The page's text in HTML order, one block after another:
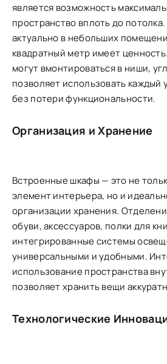
является возможность
пространство вплоть до
актуально в небольших
квадратный метр имеет
могут вмонтироваться в ниши,
позволяет использовать каждый
без потери функциональности.
Организация и Хранение
Встроенные шкафы — это не
элемент интерьера, но и
организации хранения.
обуви, аксессуаров, полки для
интегрированные системы
универсальными и удобными.
использование пространства
позволяет хранить вещи
Технологические